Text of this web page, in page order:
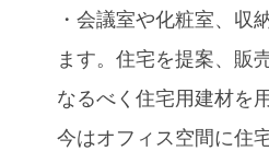
・会議室や化粧室、収
ます。住宅を提案、販
なるべく住宅用建材を
今はオフィス空間に住